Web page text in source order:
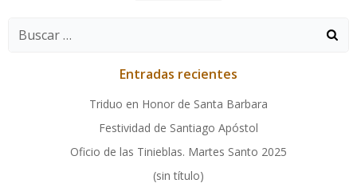
Buscar:
Entradas recientes
Triduo en Honor de Santa Barbara
Festividad de Santiago Apóstol
Oficio de las Tinieblas. Martes Santo 2025
(sin título)